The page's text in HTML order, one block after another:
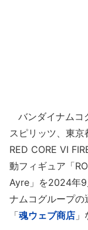
バンダイナムコ
スピリッツ、東
RED CORE VI
動フィギュア「
Ayre」を2024年9
ナムコグループ
「魂ウェブ商店